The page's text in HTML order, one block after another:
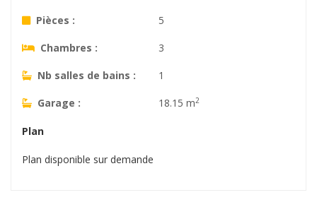
Pièces : 5
Chambres : 3
Nb salles de bains : 1
Garage : 18.15 m2
Plan
Plan disponible sur demande